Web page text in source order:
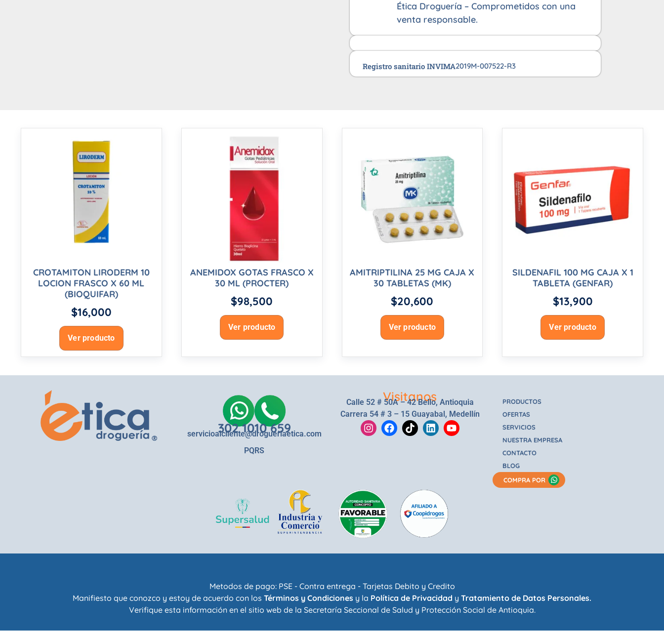
Ética Droguería – Comprometidos con una
venta responsable.
Registro sanitario INVIMA2019M-007522-R3
CROTAMITON LIRODERM 10
LOCION FRASCO X 60 ML
(BIOQUIFAR)
$16,000
Ver producto
ANEMIDOX GOTAS FRASCO X
30 ML (PROCTER)
$98,500
Ver producto
AMITRIPTILINA 25 MG CAJA X
30 TABLETAS (MK)
$20,600
Ver producto
SILDENAFIL 100 MG CAJA X 1
TABLETA (GENFAR)
$13,900
Ver producto
302 1010 659
servicioalcliente@drogueriaetica.com
PQRS
Visitanos
Calle 52 # 50A – 42 Bello, Antioquia
Carrera 54 # 3 – 15 Guayabal, Medellín
PRODUCTOS
OFERTAS
SERVICIOS
NUESTRA EMPRESA
CONTACTO
BLOG
COMPRA POR
Metodos de pago: PSE - Contra entrega - Tarjetas Debito y Credito
Manifiesto que conozco y estoy de acuerdo con los Términos y Condiciones y la Política de Privacidad y Tratamiento de Datos Personales.
Verifique esta información en el sitio web de la Secretaría Seccional de Salud y Protección Social de Antioquia.